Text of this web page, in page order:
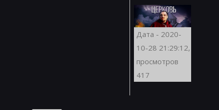
Дата - 2020-
10-28 21:29:12,
просмотров
417